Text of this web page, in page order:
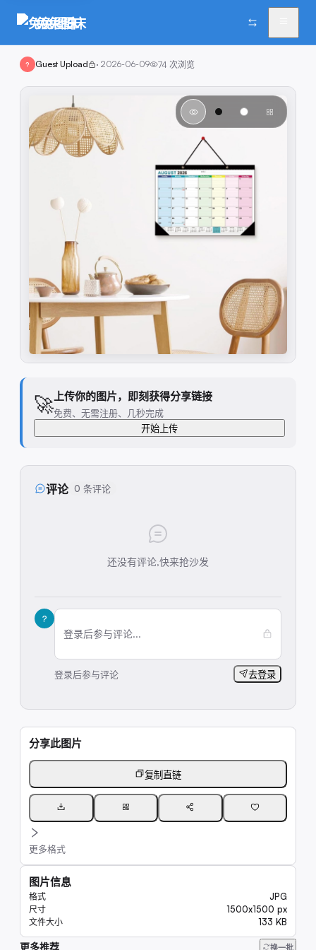
兔兔图床
? Guest Upload · 2026-06-09 74 次浏览
🚀上传你的图片，即刻获得分享链接
免费、无需注册、几秒完成
开始上传
评论 0 条评论
还没有评论,快来抢沙发
?
登录后参与评论...
登录后参与评论 去登录
分享此图片
复制直链
更多格式
图片信息
格式 JPG
尺寸 1500x1500 px
文件大小 133 KB
更多推荐 换一批
23K